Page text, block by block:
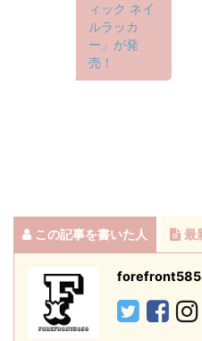
ィック ネイ
ルラッカ
ー」が発
売！
この記事を書いた人 最